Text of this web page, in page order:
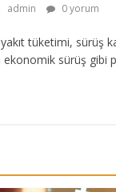
admin 0 yorum
tüketimi, sürüş
ekonomik sürüş gibi